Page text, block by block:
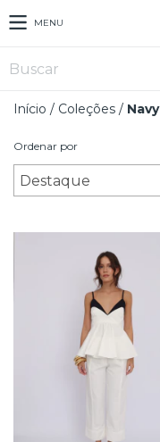
MENU
Início / Coleções / Navy
Ordenar por